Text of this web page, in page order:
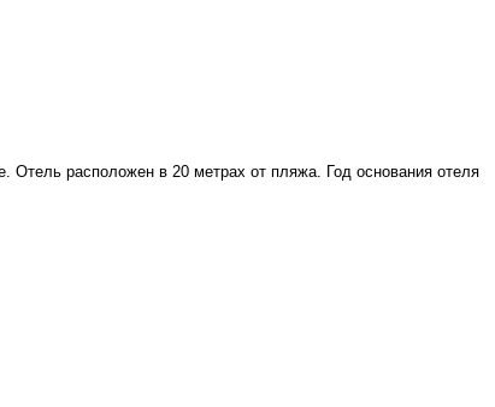
расположен в 20 метрах от пляжа. Год основания отеля